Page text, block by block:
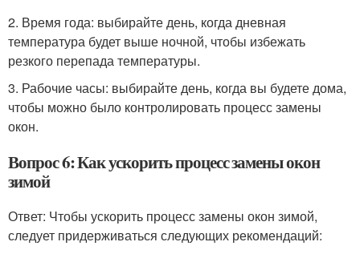
2. Время года: выбирайте день, когда дневная
температура будет выше ночной, чтобы избежать
резкого перепада температуры.
3. Рабочие часы: выбирайте день, когда вы будете дома,
чтобы можно было контролировать процесс замены
окон.
Вопрос 6: Как ускорить процесс замены окон
зимой
Ответ: Чтобы ускорить процесс замены окон зимой,
следует придерживаться следующих рекомендаций: